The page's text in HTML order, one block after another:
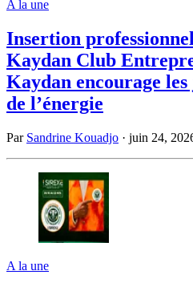
A la une
Insertion
Kaydan Club
Kaydan encourage
de l’énergie
Par Sandrine Kouadjo · juin 24,
A la une